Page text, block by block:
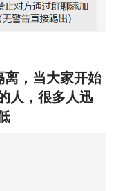
，当大家开始
人，很多人迅